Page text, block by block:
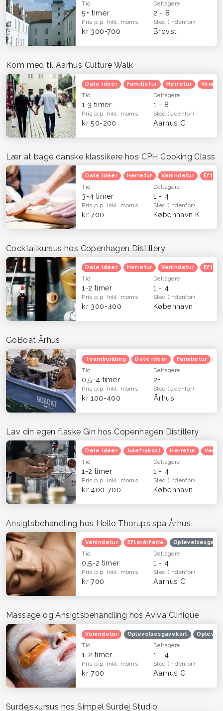
Tid
5+ timer
Deltagere
2 - 8
Pris p.p. Inkl. moms
kr 300-700
Sted(Indenfor)
Brovst
Kom med til Aarhus Culture Walk
Date idéer Familietur Herretur
Tid
1-3 timer
Deltagere
1 - 8
Pris p.p. Inkl. moms
kr 50-200
Sted(Udenfor)
Aarhus C
Lær at bage danske klassikere hos CPH Cooking Class
Date idéer Herretur Venindetur
Tid
3-4 timer
Deltagere
1 - 4
Pris p.p. Inkl. moms
kr 700
Sted(Indenfor)
København K
Cocktailkursus hos Copenhagen Distillery
Date idéer Herretur Venindetur
Tid
1-2 timer
Deltagere
1 - 4
Pris p.p. Inkl. moms
kr 300-400
Sted(Indenfor)
København
GoBoat Århus
Teambuilding Date idéer Familietur
Tid
0,5-4 timer
Deltagere
2+
Pris p.p. Inkl. moms
kr 100-400
Sted(Udenfor)
Århus
Lav din egen flaske Gin hos Copenhagen Distillery
Date idéer Julefrokost Herretur
Tid
1-2 timer
Deltagere
1 - 4
Pris p.p. Inkl. moms
kr 400-700
Sted(Indenfor)
København
Ansigtsbehandling hos Helle Thorups spa Århus
Venindetur Efterårferie
Tid
0,5-2 timer
Deltagere
1 - 4
Pris p.p. Inkl. moms
kr 700
Sted(Indenfor)
Aarhus C
Massage og Ansigtsbehandling hos Aviva Clinique
Venindetur Oplevelsesgavekort
Tid
1-2 timer
Deltagere
1 - 4
Pris p.p. Inkl. moms
kr 700
Sted(Indenfor)
Aarhus C
Surdejskursus hos Simpel Surdej Studio